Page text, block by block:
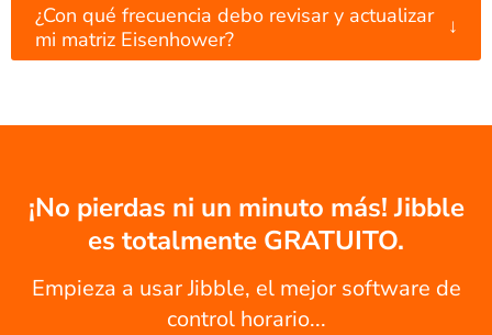
¿Con qué frecuencia debo revisar y actualizar
mi matriz Eisenhower?
↓
¡No pierdas ni un minuto más! Jibble
es totalmente GRATUITO.
Empieza a usar Jibble, el mejor software de
control horario...